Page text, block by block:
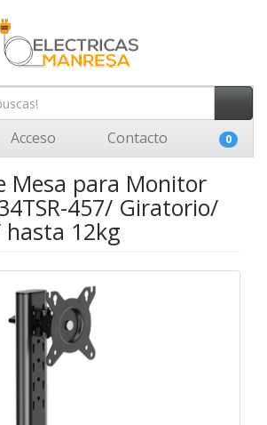
Acceso Contacto 0
Mesa para Monitor
457/ Giratorio/
12kg